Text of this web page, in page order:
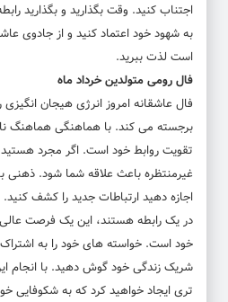
اجتناب کنید. وقت بگذارید و بگذارید
به شهود خود اعتماد کنید و از جادوی
است لذت ببرید.
فال رومی متولدین خرداد ماه
فال عاشقانه امروز انرژی هیجان انگیزی
برجسته می کند. با هماهنگی هماهنگ
تقویت روابط خود است. اگر مجرد
غیرمنتظره باعث علاقه شما شود. ذهنی
اجازه دهید ارتباطات جدید را کشف
در یک رابطه هستند، این یک فرصت عالی
خود است. خواسته های خود را به اشتراک
شریک زندگی خود گوش دهید. با انجام
تری ایجاد خواهید کرد که به شکوفایی